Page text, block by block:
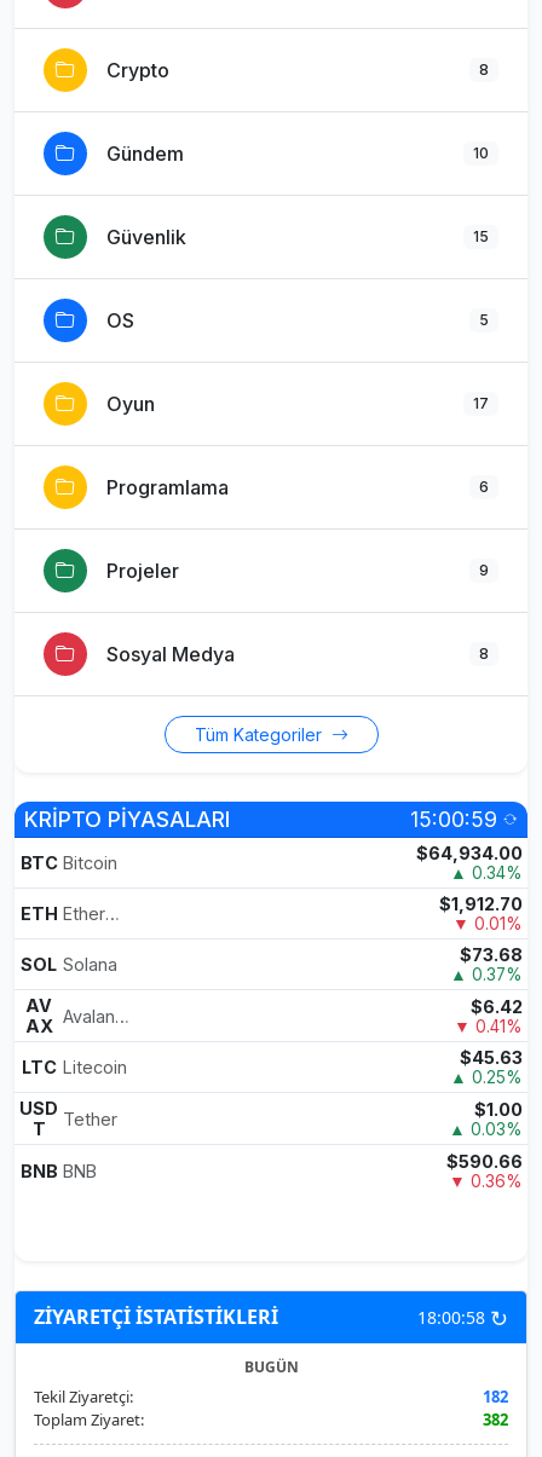
Crypto 8
Gündem 10
Güvenlik 15
OS 5
Oyun 17
Programlama 6
Projeler 9
Sosyal Medya 8
Tüm Kategoriler
KRİPTO PİYASALARI 15:00:59
BTC Bitcoin $64,934.00
▲ 0.34%
ETH Ethereum $1,912.70
▼ 0.01%
SOL Solana $73.68
▲ 0.37%
AV
AX
Avalanche $6.42
▼ 0.41%
LTC Litecoin $45.63
▲ 0.25%
USD
T
Tether $1.00
▲ 0.03%
BNB BNB $590.66
▼ 0.36%
ZİYARETÇİ İSTATİSTİKLERİ 18:00:58 ↻
BUGÜN
Tekil Ziyaretçi:
182
Toplam Ziyaret:
382